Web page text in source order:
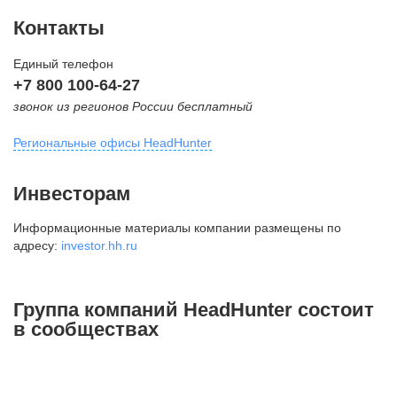
Контакты
Единый телефон
+7 800 100-64-27
звонок из регионов России бесплатный
Региональные офисы HeadHunter
внутригородская территория
Муниципальный округ Тверской,
2-я Брестская ул., д. 48,
+7 495 980-64-27
Инвесторам
Информационные материалы компании размещены по
адресу: investor.hh.ru
Группа компаний HeadHunter состоит
в сообществах